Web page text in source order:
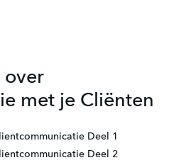
over
met je Cliënten
Deel 1
Deel 2